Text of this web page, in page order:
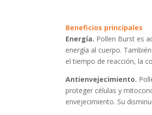
Beneficios principales
Energía. Pollen Burst es
energía al cuerpo.
el tiempo de reacción, la
Antienvejecimiento.
proteger células y
envejecimiento. Su